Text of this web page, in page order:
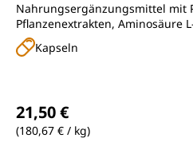
Nahrungsergänzungsmittel mit
Pflanzenextrakten, Aminosäure
Coenzym Q10 und Monacolin K
Kapseln
21,50 €
(180,67 € / kg)